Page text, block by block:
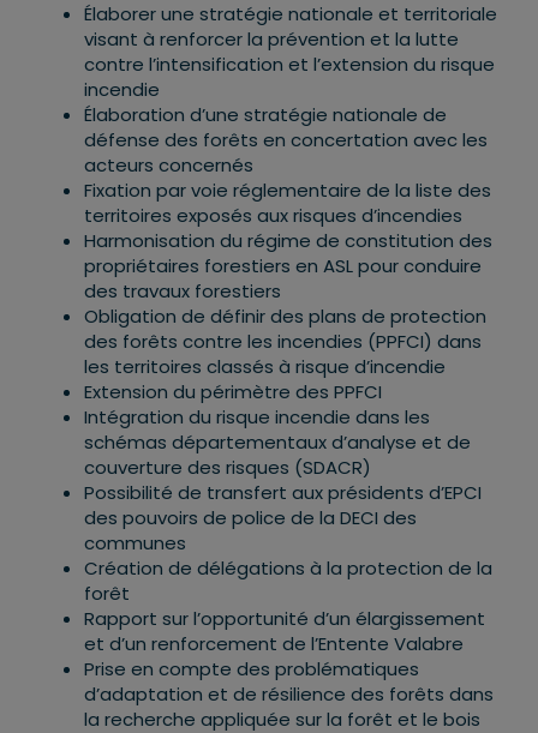
Élaborer une stratégie nationale et territoriale
visant à renforcer la prévention et la lutte
contre l’intensification et l’extension du risque
incendie
Élaboration d’une stratégie nationale de
défense des forêts en concertation avec les
acteurs concernés
Fixation par voie réglementaire de la liste des
territoires exposés aux risques d’incendies
Harmonisation du régime de constitution des
propriétaires forestiers en ASL pour conduire
des travaux forestiers
Obligation de définir des plans de protection
des forêts contre les incendies (PPFCI) dans
les territoires classés à risque d’incendie
Extension du périmètre des PPFCI
Intégration du risque incendie dans les
schémas départementaux d’analyse et de
couverture des risques (SDACR)
Possibilité de transfert aux présidents d’EPCI
des pouvoirs de police de la DECI des
communes
Création de délégations à la protection de la
forêt
Rapport sur l’opportunité d’un élargissement
et d’un renforcement de l’Entente Valabre
Prise en compte des problématiques
d’adaptation et de résilience des forêts dans
la recherche appliquée sur la forêt et le bois